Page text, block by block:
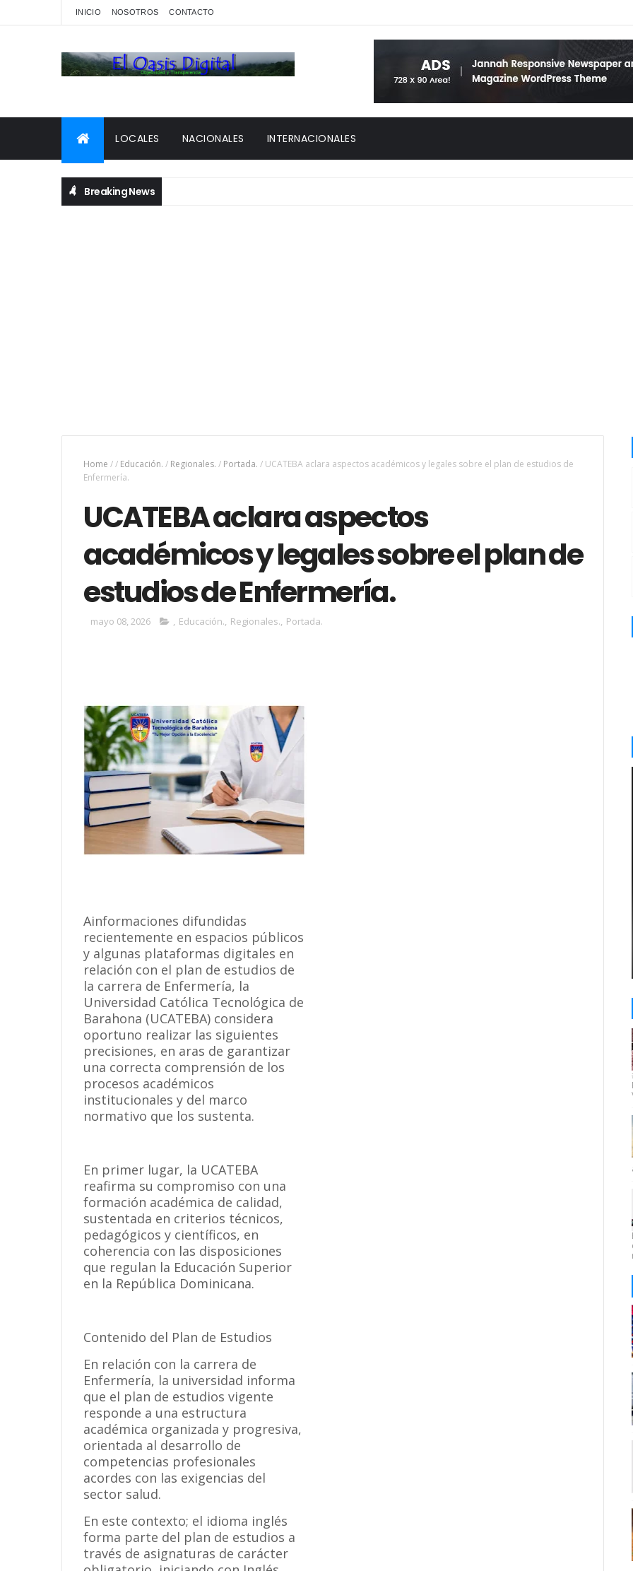
INICIO NOSOTROS CONTACTO
LOCALES NACIONALES INTERNACIONALES
Breaking News
Home // Educación. / Regionales. / Portada. / UCATEBA aclara aspectos académicos y legales sobre el plan de estudios de
Enfermería.
UCATEBA aclara aspectos
académicos y legales sobre el plan de
estudios de Enfermería.
mayo 08, 2026 , Educación., Regionales., Portada.
Ainformaciones difundidas
recientemente en espacios públicos
y algunas plataformas digitales en
relación con el plan de estudios de
la carrera de Enfermería, la
Universidad Católica Tecnológica de
Barahona (UCATEBA) considera
oportuno realizar las siguientes
precisiones, en aras de garantizar
una correcta comprensión de los
procesos académicos
institucionales y del marco
normativo que los sustenta.
En primer lugar, la UCATEBA
reafirma su compromiso con una
formación académica de calidad,
sustentada en criterios técnicos,
pedagógicos y científicos, en
coherencia con las disposiciones
que regulan la Educación Superior
en la República Dominicana.
Contenido del Plan de Estudios
En relación con la carrera de
Enfermería, la universidad informa
que el plan de estudios vigente
responde a una estructura
académica organizada y progresiva,
orientada al desarrollo de
competencias profesionales
acordes con las exigencias del
sector salud.
En este contexto; el idioma inglés
forma parte del plan de estudios a
través de asignaturas de carácter